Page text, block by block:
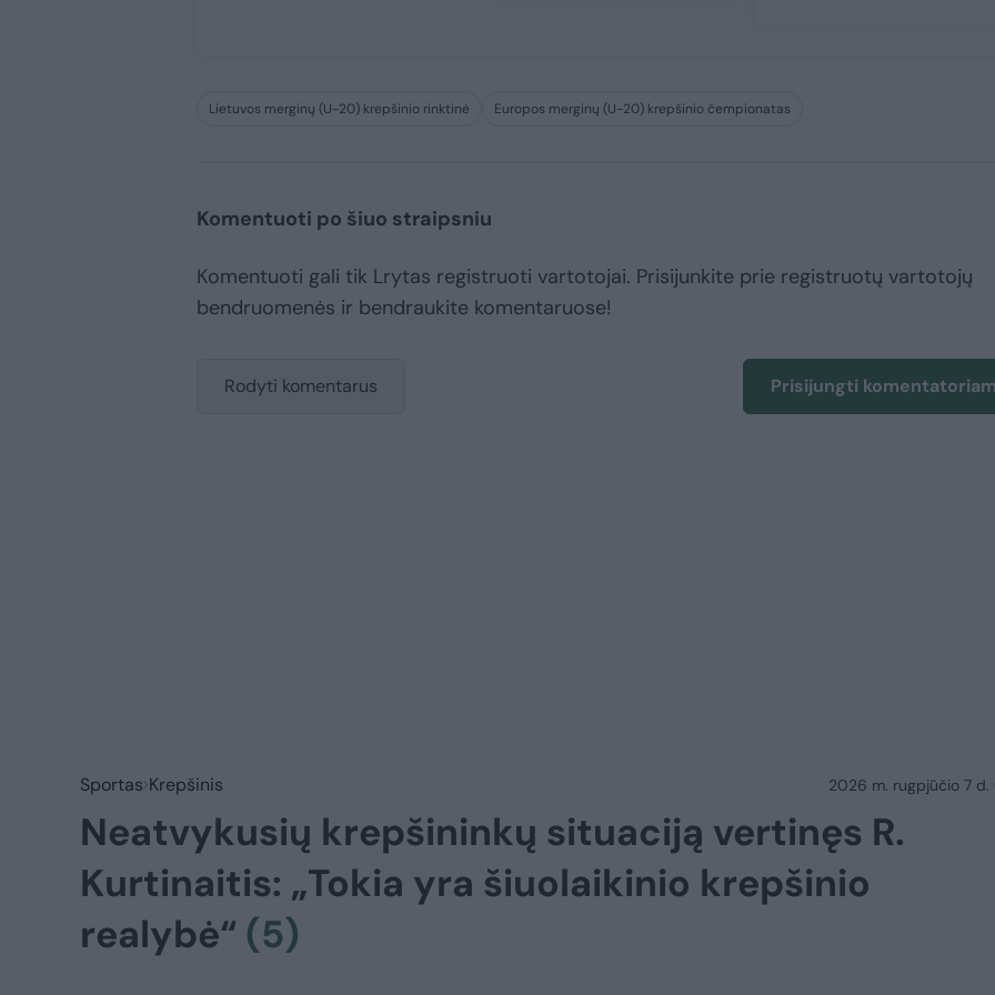
Lietuvos merginų (U-20) krepšinio rinktinė Europos merginų (U-20) krepšinio čempionatas
Komentuoti po šiuo straipsniu
Komentuoti gali tik Lrytas registruoti vartotojai. Prisijunkite prie registruotų vartotojų
bendruomenės ir bendraukite komentaruose!
Rodyti komentarus Prisijungti
Sportas Krepšinis 2026 m. rugpjūčio 7 d.
Neatvykusių krepšininkų situaciją vertinęs R.
Kurtinaitis: „Tokia yra šiuolaikinio krepšinio
realybė“ (5)